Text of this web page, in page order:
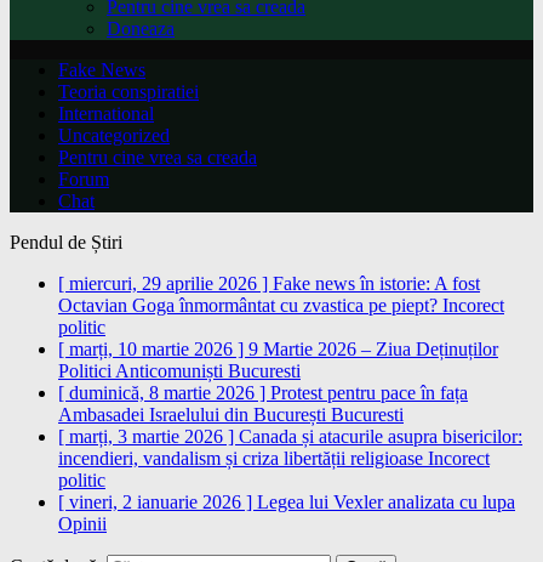
Pentru cine vrea sa creada
Doneaza
Fake News
Teoria conspiratiei
International
Uncategorized
Pentru cine vrea sa creada
Forum
Chat
Pendul de Știri
[ miercuri, 29 aprilie 2026 ] Fake news în istorie: A fost
Octavian Goga înmormântat cu zvastica pe piept? Incorect
politic
[ marți, 10 martie 2026 ] 9 Martie 2026 – Ziua Deținuților
Politici Anticomuniști Bucuresti
[ duminică, 8 martie 2026 ] Protest pentru pace în fața
Ambasadei Israelului din București Bucuresti
[ marți, 3 martie 2026 ] Canada și atacurile asupra bisericilor:
incendieri, vandalism și criza libertății religioase Incorect
politic
[ vineri, 2 ianuarie 2026 ] Legea lui Vexler analizata cu lupa
Opinii